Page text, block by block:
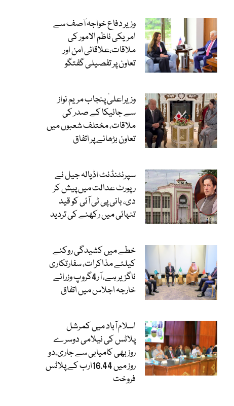
وزیر دفاع خواجہ آصف سے
امریکی ناظم الامور کی
ملاقات،علاقائی امن اور
تعاون پر تفصیلی گفتگو
وزیراعلیٰ پنجاب مریم نواز
سے جائیکا کے صدر کی
ملاقات، مختلف شعبوں میں
تعاون بڑھانے پر اتفاق
سپرنٹنڈنٹ اڈیالہ جیل نے
رپورٹ عدالت میں پیش کر
دی، بانی پی ٹی آئی کو قید
تنہائی میں رکھنے کی تردید
خطے میں کشیدگی روکنے
کیلئے مذاکرات، سفارتکاری
ناگزیر ہے، آر4گروپ وزرائے
خارجہ اجلاس میں اتفاق
اسلام آباد میں کمرشل
پلاٹس کی نیلامی دوسرے
روز بھی کامیابی سے جاری،دو
روز میں 16.44ارب کے پلاٹس
فروخت